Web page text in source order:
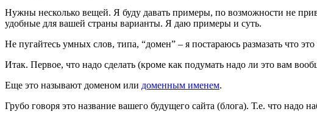
Нужны несколько вещей. Я буду давать примеры, по возможности не
удобные для вашей страны варианты. Я даю примеры и суть.
Не пугайтесь умных слов, типа, “домен” – я постараюсь размазать что
Итак. Первое, что надо сделать (кроме как подумать надо ли это вам
Еще это называют доменом или доменным именем.
Грубо говоря это название вашего будущего сайта (блога). Т.е. что надо